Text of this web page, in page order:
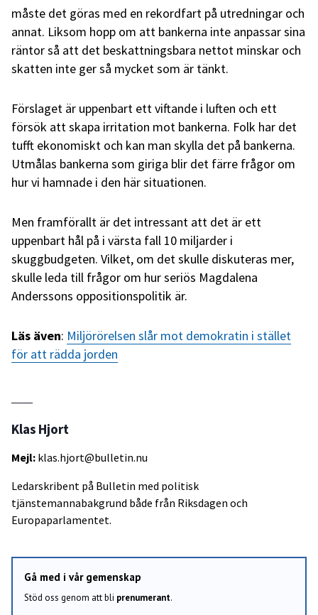
måste det göras med en rekordfart på utredningar och
annat. Liksom hopp om att bankerna inte anpassar sina
räntor så att det beskattningsbara nettot minskar och
skatten inte ger så mycket som är tänkt.
Förslaget är uppenbart ett viftande i luften och ett
försök att skapa irritation mot bankerna. Folk har det
tufft ekonomiskt och kan man skylla det på bankerna.
Utmålas bankerna som giriga blir det färre frågor om
hur vi hamnade i den här situationen.
Men framförallt är det intressant att det är ett
uppenbart hål på i värsta fall 10 miljarder i
skuggbudgeten. Vilket, om det skulle diskuteras mer,
skulle leda till frågor om hur seriös Magdalena
Anderssons oppositionspolitik är.
Läs även: Miljörörelsen slår mot demokratin i stället
för att rädda jorden
Klas Hjort
Mejl: klas.hjort@bulletin.nu
Ledarskribent på Bulletin med politisk
tjänstemannabakgrund både från Riksdagen och
Europaparlamentet.
Gå med i vår gemenskap
Stöd oss genom att bli prenumerant.